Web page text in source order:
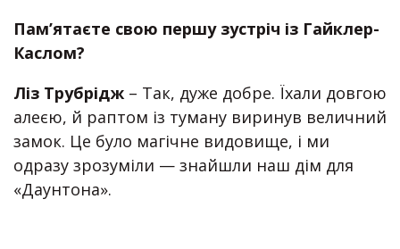
Пам’ятаєте свою першу зустріч із Гайклер-
Каслом?
Ліз Трубрідж – Так, дуже добре. Їхали довгою
алеєю, й раптом із туману виринув величний
замок. Це було магічне видовище, і ми
одразу зрозуміли — знайшли наш дім для
«Даунтона».